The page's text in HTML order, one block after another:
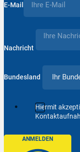
E-Mail
Nachricht
Bundesland
Hiermit
ANMELDEN